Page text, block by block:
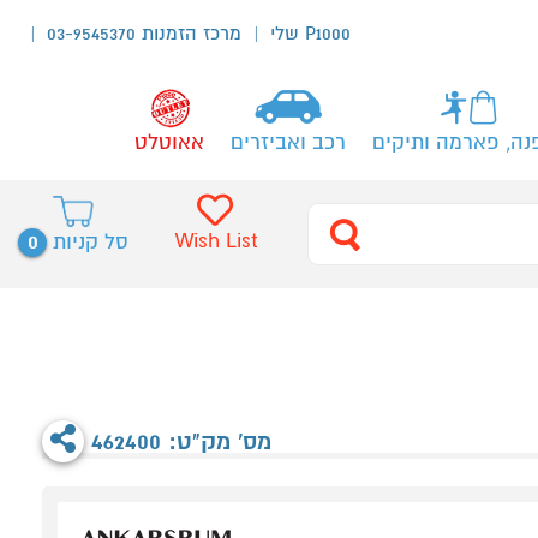
P1000 שלי מרכז הזמנות 03-9545370
פארמה ותיקים רכב ואביזרים אאוטלט
סל קניות 0 Wish List
מס' מק"ט: 462400